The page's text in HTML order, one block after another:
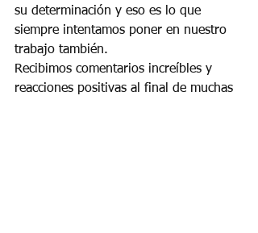
su determinación y eso es lo que
siempre intentamos poner en nuestro
trabajo también.
Recibimos comentarios increíbles y
reacciones positivas al final de muchas